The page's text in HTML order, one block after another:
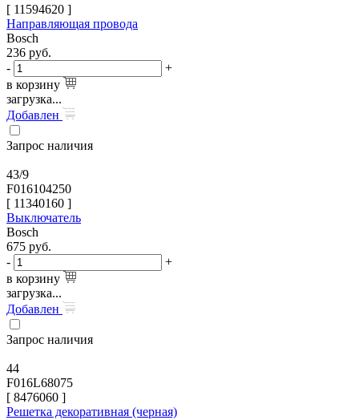
[ 11594620 ]
Направляющая провода
Bosch
236 руб.
-
+
в корзину
загрузка...
Добавлен
Запрос наличия
43/9
F016104250
[ 11340160 ]
Выключатель
Bosch
675 руб.
-
+
в корзину
загрузка...
Добавлен
Запрос наличия
44
F016L68075
[ 8476060 ]
Решетка декоративная (черная)